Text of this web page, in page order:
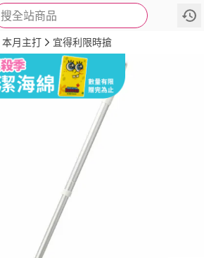
搜全站商品
評價 詳情
本月主打 宜得利限時搶